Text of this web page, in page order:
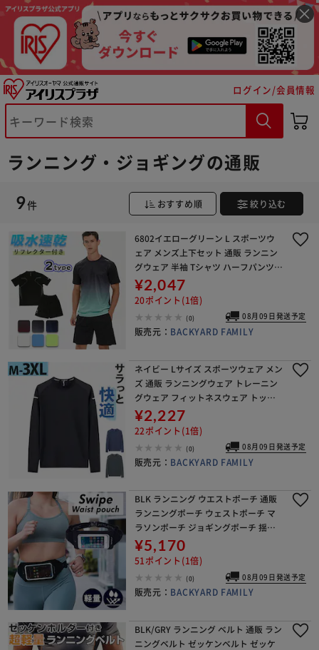
ログイン/会員情報
ランニング・ジョギングの通販
9件 おすすめ順 絞り込む
6802イエローグリーン L スポーツウ
ェア メンズ上下セット 通販 ランニン
グウェア 半袖 Tシャツ ハーフパンツ
半ズボン 上下 セット セットアップ ウ
ェア ウエア 夏 軽量 速乾 吸汗 伸縮
¥2,047
20ポイント(1倍)
(0) 08月09日発送予定
販売元： BACKYARD FAMILY
ネイビー Lサイズ スポーツウェア メン
ズ 通販 ランニングウェア トレーニン
グウェア フィットネスウェア トップ
ス 長袖 ウェア 長そで シンプル 速乾
通気性 ジム ジョギング ランニング お
¥2,227
22ポイント(1倍)
(0) 08月09日発送予定
販売元： BACKYARD FAMILY
BLK ランニング ウエストポーチ 通販
ランニングポーチ ウェストポーチ マ
ラソンポーチ ジョギングポーチ 揺れ
にくい FITLETIC フィットレティック
SWP-01J はっ水 マラソン ランニ
¥5,170
51ポイント(1倍)
(0) 08月09日発送予定
販売元： BACKYARD FAMILY
BLK/GRY ランニング ベルト 通販 ラン
ニングベルト ゼッケンベルト ゼッケ
※ご確認ください
カートに入れる 購入手続きへ